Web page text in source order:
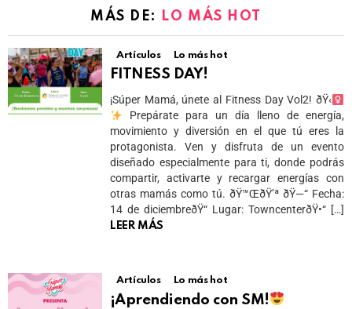
MÁS DE: LO MÁS HOT
Artículos Lo más hot
FITNESS DAY!
¡Súper Mamá, únete al Fitness Day Vol2! ðŸ‹
Prepárate para un día lleno de energía,
movimiento y diversión en el que tú eres la
protagonista. Ven y disfruta de un evento
diseñado especialmente para ti, donde podrás
compartir, activarte y recargar energías con
otras mamás como tú. ðŸ™ŒðŸ’ª ðŸ—“ Fecha:
14 de diciembreðŸ“ Lugar: TowncenterðŸ•“ […]
LEER MÁS
Artículos Lo más hot
¡Aprendiendo con SM!